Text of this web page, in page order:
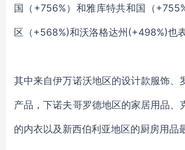
国（+756%）和雅库特共和国（
区（+568%)和沃洛格达州(+498%)也表
其中来自伊万诺沃地区的设计款服饰、
产品，下诺夫哥罗德地区的家居用品、
的内衣以及新西伯利亚地区的厨房用品